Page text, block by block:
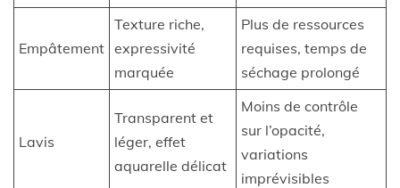
Empâtement
Texture riche,
expressivité
marquée
Plus de ressources
requises, temps de
séchage prolongé
Lavis
Transparent et
léger, effet
aquarelle délicat
Moins de contrôle
sur l’opacité,
variations
imprévisibles